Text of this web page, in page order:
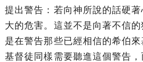
提出警告：若向神所說的話硬
大的危害。這並不是向著不信
是在警告那些已經相信的希伯
基督徒同樣需要聽進這個警告